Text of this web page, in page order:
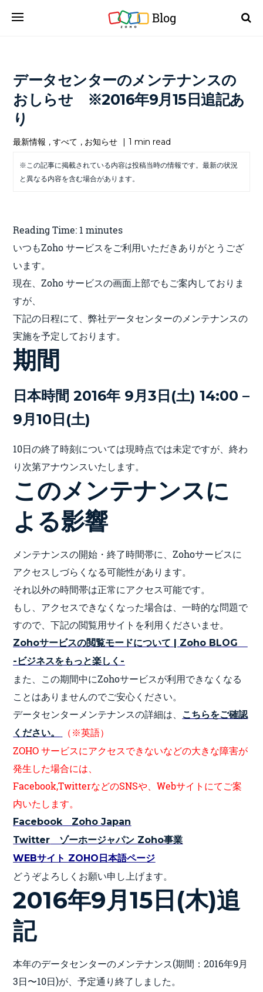
Blog
データセンターのメンテナンスの
おしらせ ※2016年9月15日追記あ
り
最新情報 ,すべて , お知らせ | 1 min read
※この記事に掲載されている内容は投稿当時の情報です。最新の状況
と異なる内容を含む場合があります。
Reading Time: 1 minutes
いつもZoho サービスをご利用いただきありがとうござ
います。
現在、Zoho サービスの画面上部でもご案内しておりま
すが、
下記の日程にて、弊社データセンターのメンテナンスの
実施を予定しております。
期間
日本時間 2016年 9月3日(土) 14:00 –
9月10日(土)
10日の終了時刻については現時点では未定ですが、終わ
り次第アナウンスいたします。
このメンテナンスに
よる影響
メンテナンスの開始・終了時間帯に、Zohoサービスに
アクセスしづらくなる可能性があります。
それ以外の時間帯は正常にアクセス可能です。
もし、アクセスできなくなった場合は、一時的な問題で
すので、下記の閲覧用サイトを利用くださいませ。
Zohoサービスの閲覧モードについて | Zoho BLOG
-ビジネスをもっと楽しく-
また、この期間中にZohoサービスが利用できなくなる
ことはありませんのでご安心ください。
データセンターメンテナンスの詳細は、 こちらをご確認
ください。
（※英語）
ZOHO サービスにアクセスできないなどの大きな障害が
発生した場合には、
Facebook,TwitterなどのSNSや、Webサイトにてご案
内いたします。
FacebookZoho Japan
Twitter ゾーホージャパン Zoho事業
WEBサイト ZOHO日本語ページ
どうぞよろしくお願い申し上げます。
2016年9月15日(木)追
記
本年のデータセンターのメンテナンス(期間：2016年9月
3日〜10日)が、予定通り終了しました。